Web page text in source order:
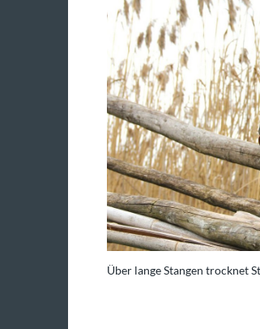
Über lange Stangen trocknet